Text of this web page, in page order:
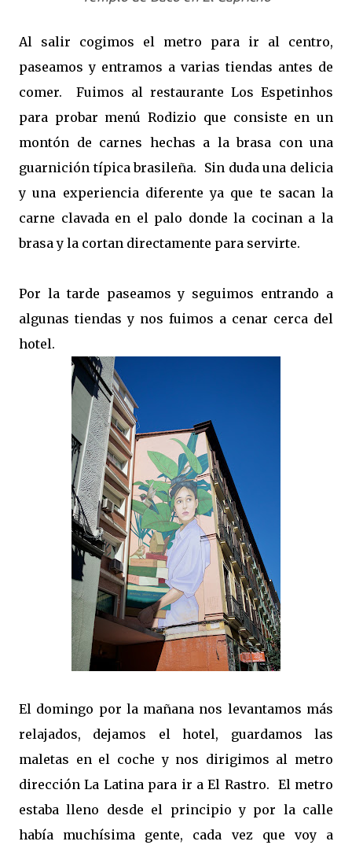
Al salir cogimos el metro para ir al centro,
paseamos y entramos a varias tiendas antes de
comer. Fuimos al restaurante Los Espetinhos
para probar menú Rodizio que consiste en un
montón de carnes hechas a la brasa con una
guarnición típica brasileña. Sin duda una delicia
y una experiencia diferente ya que te sacan la
carne clavada en el palo donde la cocinan a la
brasa y la cortan directamente para servirte.
Por la tarde paseamos y seguimos entrando a
algunas tiendas y nos fuimos a cenar cerca del
hotel.
El domingo por la mañana nos levantamos más
relajados, dejamos el hotel, guardamos las
maletas en el coche y nos dirigimos al metro
dirección La Latina para ir a El Rastro. El metro
estaba lleno desde el principio y por la calle
había muchísima gente, cada vez que voy a